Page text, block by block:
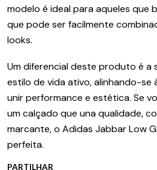
modelo é ideal para aqueles que
que pode ser facilmente
looks.
Um diferencial deste produto é a
estilo de vida ativo, alinhando-se
unir performance e estética. Se
um calçado que una qualidade,
marcante, o Adidas Jabbar Low
perfeita.
PARTILHAR